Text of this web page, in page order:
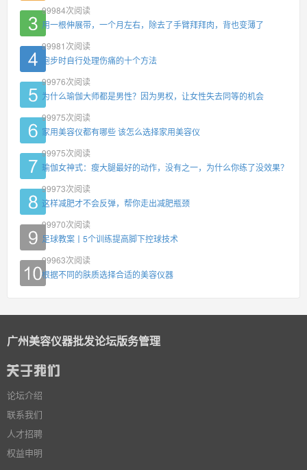
99984次阅读
用一根伸展带，一个月左右，除去了手臂拜拜肉，背也变薄了
99981 次阅读
跑步时自行处理伤痛的十个方法
99976次阅读
为什么瑜伽大师都是男性？因为男权，让女性失去同等的机会
99975次阅读
家用美容仪都有哪些 该怎么选择家用美容仪
99975次阅读
瑜伽女神式：瘦大腿最好的动作，没有之一，为什么你练了没效果？
99973次阅读
这样减肥才不会反弹，帮你走出减肥瓶颈
99970次阅读
足球教案丨5个训练提高脚下控球技术
99963次阅读
根据不同的肤质选择合适的美容仪器
广州美容仪器批发论坛版务管理
论坛介绍
联系我们
人才招聘
权益申明